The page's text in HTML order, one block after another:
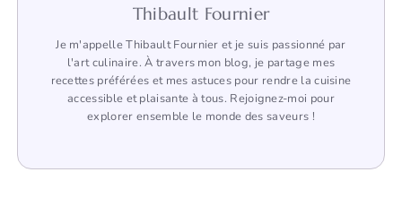
Thibault Fournier
Je m'appelle Thibault Fournier et je suis passionné par
l'art culinaire. À travers mon blog, je partage mes
recettes préférées et mes astuces pour rendre la cuisine
accessible et plaisante à tous. Rejoignez-moi pour
explorer ensemble le monde des saveurs !